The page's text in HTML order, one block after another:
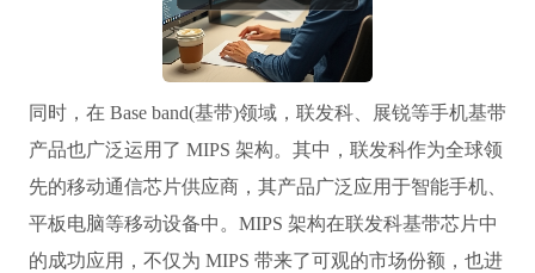
同时，在 Base band(基带)领域，联发科、展锐等手机基带
产品也广泛运用了 MIPS 架构。其中，联发科作为全球领
先的移动通信芯片供应商，其产品广泛应用于智能手机、
平板电脑等移动设备中。MIPS 架构在联发科基带芯片中
的成功应用，不仅为 MIPS 带来了可观的市场份额，也进